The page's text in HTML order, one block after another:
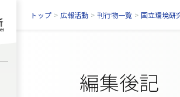
トップ > 広報活動 > 刊行物一覧 > 国立環境研
編集後記